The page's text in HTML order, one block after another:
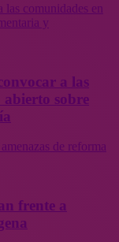
las comunidades en
y
a las
sobre
de reforma
frente a